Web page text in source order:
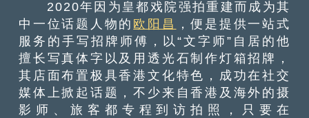
2020年因为皇都戏院强拍重建而成为其
中一位话题人物的 欧阳昌
，便是提供一站式
服务的手写招牌师傅，以“文字师”自居的他
擅长写真体字以及用透光石制作灯箱招牌，
其店面布置极具香港文化特色，成功在社交
媒体上掀起话题，不少来自香港及海外的摄
影师、旅客都专程到访拍照，只要在